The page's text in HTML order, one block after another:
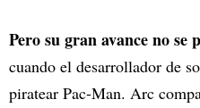
Pero su gran avance no
cuando el desarrollador de
piratear Pac-Man. Arc